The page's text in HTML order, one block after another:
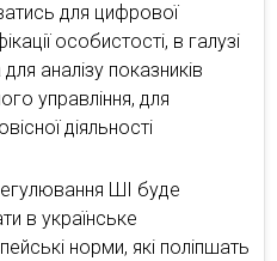
для цифрової
особистості, в галузі
аналізу показників
управління, для
діяльності
ШІ буде
в українське
норми, які поліпшать